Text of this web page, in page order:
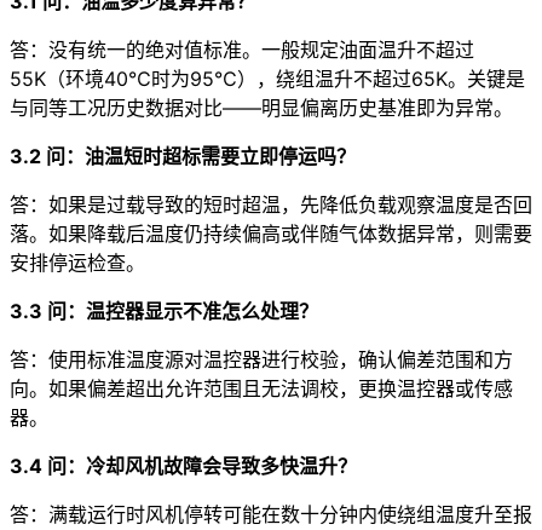
答：没有统一的绝对值标准。一般规定油面温升不超过
55K（环境40℃时为95℃），绕组温升不超过65K。关键是
与同等工况历史数据对比——明显偏离历史基准即为异常。
3.2 问：油温短时超标需要立即停运吗？
答：如果是过载导致的短时超温，先降低负载观察温度是否回
落。如果降载后温度仍持续偏高或伴随气体数据异常，则需要
安排停运检查。
3.3 问：温控器显示不准怎么处理？
答：使用标准温度源对温控器进行校验，确认偏差范围和方
向。如果偏差超出允许范围且无法调校，更换温控器或传感
器。
3.4 问：冷却风机故障会导致多快温升？
答：满载运行时风机停转可能在数十分钟内使绕组温度升至报